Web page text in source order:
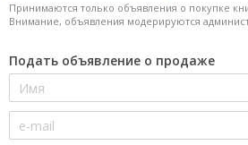
Принимаются только объявления о покупке
Внимание, объявления модерируются
Подать объявление о продаже